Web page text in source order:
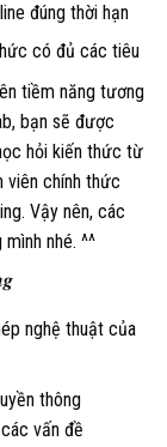
đúng thời hạn
có đủ các tiêu
tiềm năng tương
bạn sẽ được
hỏi kiến thức từ
viên chính thức
Vậy nên, các
nhé. ^^
nghệ thuật của
thông
vấn đề